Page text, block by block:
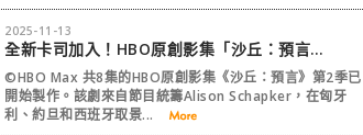
2025-11-13
全新卡司加入！HBO原創影集「沙丘：預言」第2季開始製作
©HBO Max 共8集的HBO原創影集《沙丘：預言》第2季已
開始製作。該劇來自節目統籌Alison Schapker，在匈牙
利、約旦和西班牙取景...